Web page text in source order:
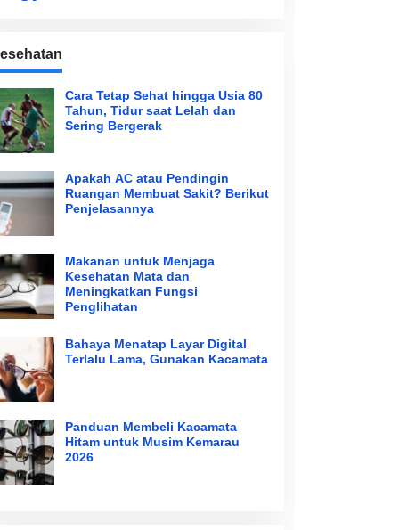
Cara Tetap Sehat hingga Usia 80
Tahun, Tidur saat Lelah dan
Sering Bergerak
Apakah AC atau Pendingin
Ruangan Membuat Sakit? Berikut
Penjelasannya
Makanan untuk Menjaga
Kesehatan Mata dan
Meningkatkan Fungsi
Penglihatan
Bahaya Menatap Layar Digital
Terlalu Lama, Gunakan Kacamata
Panduan Membeli Kacamata
Hitam untuk Musim Kemarau
2026